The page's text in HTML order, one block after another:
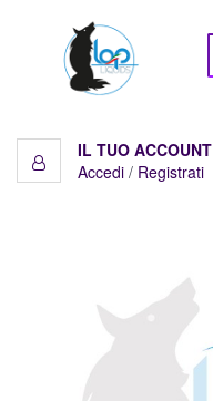
IL TUO ACCOUNT
Accedi / Registrati